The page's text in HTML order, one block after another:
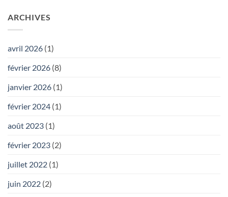
ARCHIVES
avril 2026 (1)
février 2026 (8)
janvier 2026 (1)
février 2024 (1)
août 2023 (1)
février 2023 (2)
juillet 2022 (1)
juin 2022 (2)